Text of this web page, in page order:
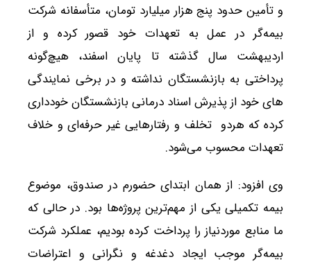
و تأمین حدود پنج هزار میلیارد تومان، متأسفانه شرکت
بیمه‌گر در عمل به تعهدات خود قصور کرده و از
اردیبهشت سال گذشته تا پایان اسفند، هیچ‌گونه
پرداختی به بازنشستگان نداشته و در برخی نمایندگی
های خود از پذیرش اسناد درمانی بازنشستگان خودداری
کرده که هردو تخلف و رفتارهایی غیر حرفه‌ای و خلاف
تعهدات محسوب می‌شود.
وی افزود: از همان ابتدای حضورم در صندوق، موضوع
بیمه تکمیلی یکی از مهم‌ترین پروژه‌ها بود. در حالی که
ما منابع موردنیاز را پرداخت کرده بودیم، عملکرد شرکت
بیمه‌گر موجب ایجاد دغدغه و نگرانی و اعتراضات